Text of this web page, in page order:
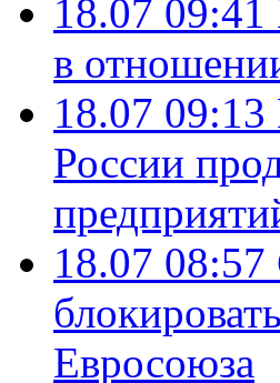
18.07 09:41
в
18.07 09:13
России
18.07 08:57
Евросоюза